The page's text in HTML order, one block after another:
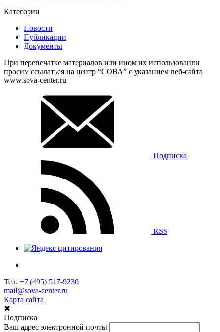
Категории
Новости
Публикации
Документы
При перепечатке материалов или ином их использовании
просим ссылаться на центр “СОВА” с указанием веб-сайта
www.sova-center.ru
Подписка
RSS
Тел: +7 (495) 517-9230
mail@sova-center.ru
Карта сайта
✖
Подписка
Ваш адрес электронной почты